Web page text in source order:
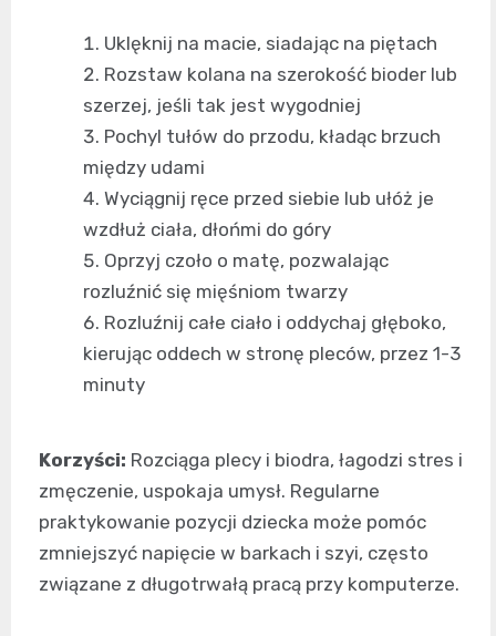
Uklęknij na macie, siadając na piętach
Rozstaw kolana na szerokość bioder lub
szerzej, jeśli tak jest wygodniej
Pochyl tułów do przodu, kładąc brzuch
między udami
Wyciągnij ręce przed siebie lub ułóż je
wzdłuż ciała, dłońmi do góry
Oprzyj czoło o matę, pozwalając
rozluźnić się mięśniom twarzy
Rozluźnij całe ciało i oddychaj głęboko,
kierując oddech w stronę pleców, przez 1-3
minuty
Korzyści: Rozciąga plecy i biodra, łagodzi stres i
zmęczenie, uspokaja umysł. Regularne
praktykowanie pozycji dziecka może pomóc
zmniejszyć napięcie w barkach i szyi, często
związane z długotrwałą pracą przy komputerze.